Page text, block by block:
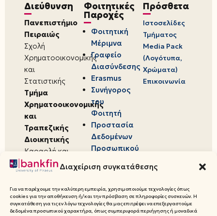
Διαχείριση συγκατάθεσης
Για να παρέχουμε την καλύτερη εμπειρία, χρησιμοποιούμε τεχνολογίες όπως
cookies για την αποθήκευση ή/και την πρόσβαση σε πληροφορίες συσκευών. Η
συγκατάθεση για τις εν λόγω τεχνολογίες θα μας επιτρέψει να επεξεργαστούμε
δεδομένα προσωπικού χαρακτήρα, όπως συμπεριφορά περιήγησης ή μοναδικά
Διεύθυνση
Πανεπιστήμιο
Πειραιώς
Σχολή
Χρηματοοικονομικής
και
Στατιστικής
Τμήμα
Χρηματοοικονομικής
και
Τραπεζικής
Διοικητικής
Καραολή και
Δημητρίου 80,
18534,
Πειραιάς
Φοιτητικές
Παροχές
Φοιτητική
Μέριμνα
Γραφείο
Διασύνδεσης
Erasmus
Συνήγορος
του
Φοιτητή
Προστασία
Δεδομένων
Προσωπικού
Πρόσθετα
Ιστοσελίδες
Τμήματος
Media Pack
(Λογότυπα,
Χρώματα)
Επικοινωνία